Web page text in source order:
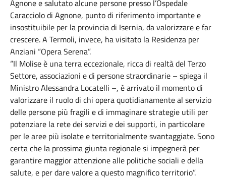
Agnone e salutato alcune persone presso l’Ospedale
Caracciolo di Agnone, punto di riferimento importante e
insostituibile per la provincia di Isernia, da valorizzare e far
crescere. A Termoli, invece, ha visitato la Residenza per
Anziani “Opera Serena”.
“Il Molise è una terra eccezionale, ricca di realtà del Terzo
Settore, associazioni e di persone straordinarie – spiega il
Ministro Alessandra Locatelli –, è arrivato il momento di
valorizzare il ruolo di chi opera quotidianamente al servizio
delle persone più fragili e di immaginare strategie utili per
potenziare la rete dei servizi e dei supporti, in particolare
per le aree più isolate e territorialmente svantaggiate. Sono
certa che la prossima giunta regionale si impegnerà per
garantire maggior attenzione alle politiche sociali e della
salute, e per dare valore a questo magnifico territorio”.